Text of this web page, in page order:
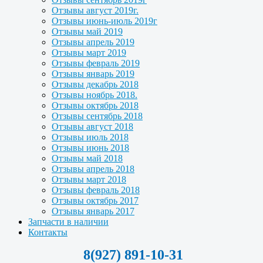
Отзывы август 2019г.
Отзывы июнь-июль 2019г
Отзывы май 2019
Отзывы апрель 2019
Отзывы март 2019
Отзывы февраль 2019
Отзывы январь 2019
Отзывы декабрь 2018
Отзывы ноябрь 2018.
Отзывы октябрь 2018
Отзывы сентябрь 2018
Отзывы август 2018
Отзывы июль 2018
Отзывы июнь 2018
Отзывы май 2018
Отзывы апрель 2018
Отзывы март 2018
Отзывы февраль 2018
Отзывы октябрь 2017
Отзывы январь 2017
Запчасти в наличии
Контакты
8(927) 891-10-31